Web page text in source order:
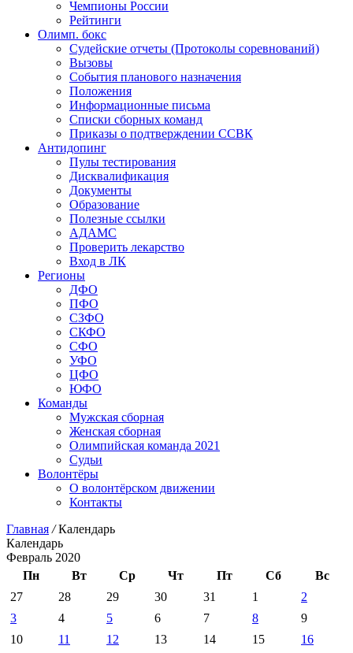
Чемпионы России
Рейтинги
Олимп. бокс
Судейские отчеты (Протоколы соревнований)
Вызовы
События планового назначения
Положения
Информационные письма
Списки сборных команд
Приказы о подтверждении ССВК
Антидопинг
Пулы тестирования
Дисквалификация
Документы
Образование
Полезные ссылки
АДАМС
Проверить лекарство
Вход в ЛК
Регионы
ДФО
ПФО
СЗФО
СКФО
СФО
УФО
ЦФО
ЮФО
Команды
Мужская сборная
Женская сборная
Олимпийская команда 2021
Судьи
Волонтёры
О волонтёрском движении
Контакты
Главная /Календарь
Календарь
Февраль 2020
Пн
Вт Ср Чт Пт Сб
Вс
27
28 29 30 31 1
2
3
4 5 6 7 8
9
10
11 12 13 14 15
16